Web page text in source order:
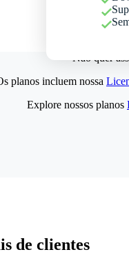
Não quer
planos incluem nossa
Explore nossos planos
de clientes